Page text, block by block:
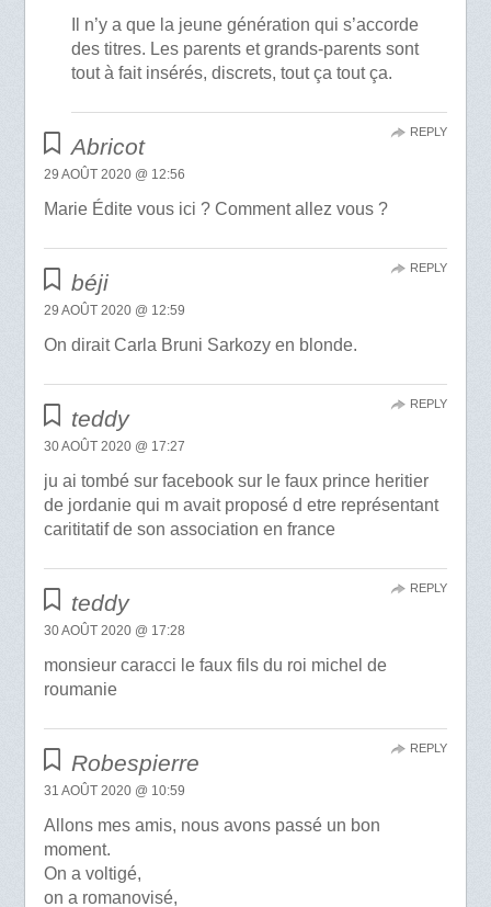
Il n’y a que la jeune génération qui s’accorde
des titres. Les parents et grands-parents sont
tout à fait insérés, discrets, tout ça tout ça.
Abricot
29 AOÛT 2020 @ 12:56
Marie Édite vous ici ? Comment allez vous ?
REPLY
béji
29 AOÛT 2020 @ 12:59
On dirait Carla Bruni Sarkozy en blonde.
REPLY
teddy
30 AOÛT 2020 @ 17:27
ju ai tombé sur facebook sur le faux prince heritier
de jordanie qui m avait proposé d etre représentant
carititatif de son association en france
REPLY
teddy
30 AOÛT 2020 @ 17:28
monsieur caracci le faux fils du roi michel de
roumanie
REPLY
Robespierre
31 AOÛT 2020 @ 10:59
Allons mes amis, nous avons passé un bon
moment.
On a voltigé,
on a romanovisé,
REPLY